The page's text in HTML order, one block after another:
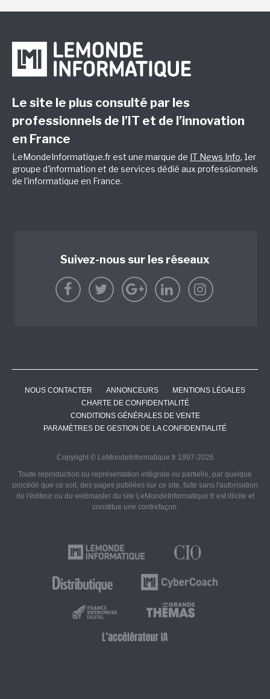
Le site le plus consulté par les
professionnels de l’IT et de l’innovation
en France
LeMondeInformatique.fr est une marque de IT News Info, 1er
groupe d'information et de services dédié aux professionnels
de l'informatique en France.
Suivez-nous sur les réseaux
NOUS CONTACTER ANNONCEURS
MENTIONS LÉGALES
CHARTE DE CONFIDENTIALITÉ
CONDITIONS GÉNÉRALES DE VENTE
PARAMÈTRES DE GESTION DE LA CONFIDENTIALITÉ
Copyright © LeMondeInformatique.fr 1997-2026
Toute reproduction ou représentation intégrale ou partielle, par quelque
procédé que ce soit, des pages publiées sur ce site, faite sans l'autorisation
de l'éditeur ou du webmaster du site LeMondeInformatique.fr est illicite et
constitue une contrefaçon.